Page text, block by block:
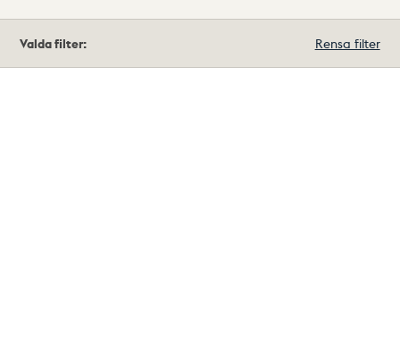
träffar
Valda filter: Rensa filter